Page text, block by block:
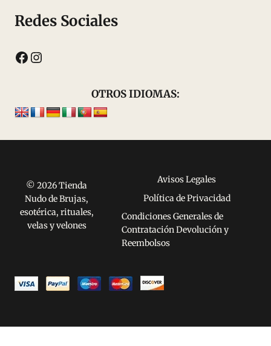
Redes Sociales
Facebook
Instagram
OTROS IDIOMAS:
© 2026 Tienda
Nudo de Brujas,
esotérica, rituales,
velas y velones
Avisos Legales
Política de Privacidad
Condiciones Generales de
Contratación Devolución y
Reembolsos